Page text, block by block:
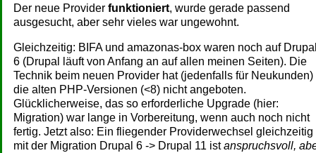
Der neue Provider funktioniert, wurde gerade passend
ausgesucht, aber sehr vieles war ungewohnt.
Gleichzeitig: BIFA und amazonas-box waren noch auf
6 (Drupal läuft von Anfang an auf allen meinen Seiten). Die
Technik beim neuen Provider hat (jedenfalls für Neukunden)
die alten PHP-Versionen (<8) nicht angeboten.
Glücklicherweise, das so erforderliche Upgrade (hier:
Migration) war lange in Vorbereitung, wenn auch noch nicht
fertig. Jetzt also: Ein fliegender Providerwechsel gleichzeitig
mit der Migration Drupal 6 -> Drupal 11 istanspruchsvoll,